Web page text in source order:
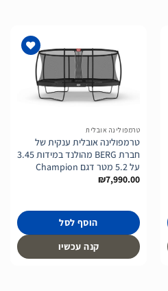
טרמפולינה אובלית
טרמפולינה אובלית ענקית של
חברת BERG מהולנד במידות 3.45
על 5.2 מטר דגם Champion
₪7,990.00
הוסף לסל
קנה עכשיו